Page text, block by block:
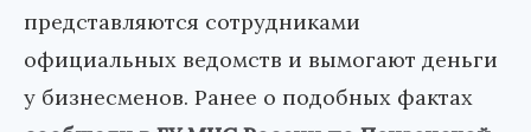
представляются сотрудниками
официальных ведомств и вымогают деньги
у бизнесменов. Ранее о подобных фактах